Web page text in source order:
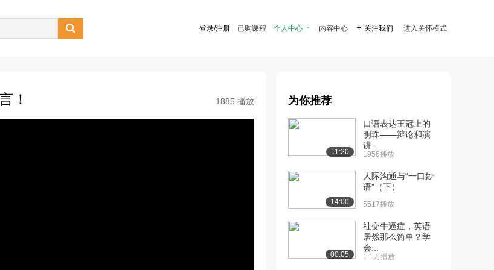
 登录/注册 已购课程 个人中心  内容中心  关注我们 进入关怀模式
！ 1885 播放 为你推荐
11:20
口语表达王冠上的
明珠——辩论和演
讲...
1956播放
14:00
人际沟通与“一口妙
语”（下）
5517播放
00:05
社交牛逼症，英语
居然那么简单？学
会...
1.1万播放